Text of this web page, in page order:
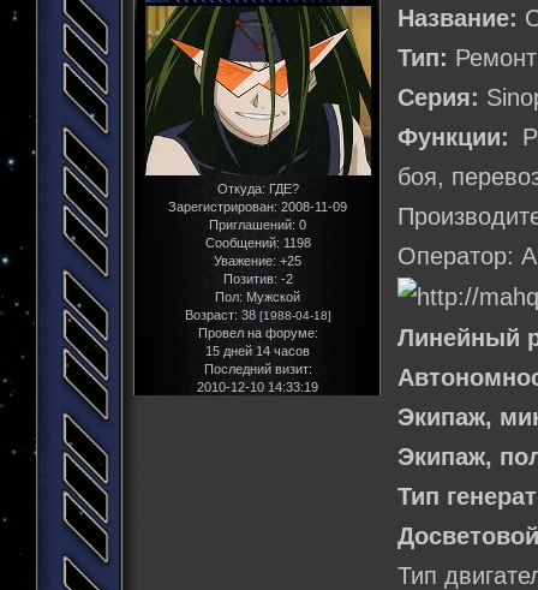
Откуда: ГДЕ?
Зарегистрирован: 2008-11-09
Приглашений: 0
Сообщений: 1198
Уважение: +25
Позитив: -2
Пол: Мужской
Возраст: 38[1988-04-18]
Провел на форуме:
15 дней 14 часов
Последний визит:
2010-12-10 14:33:19
Название:
Тип:
Серия:
Функции:
боя,
Оператор:
Линейный
Экипаж,
Экипаж,
Тип
Тип